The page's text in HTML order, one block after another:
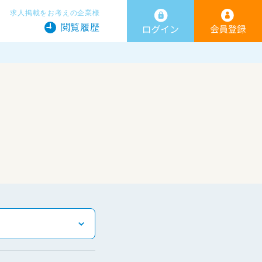
求人掲載をお考えの企業様
閲覧履歴